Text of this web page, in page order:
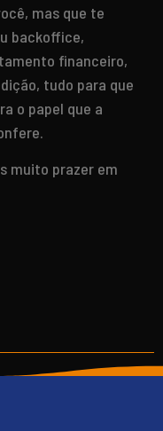
mas que te
backoffice,
financeiro,
tudo para que
o papel que a
muito prazer em